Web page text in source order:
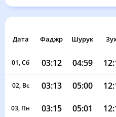
Дата Фаджр Шурук
01, Сб 03:12 04:59
02, Вс 03:13 05:00
03, Пн 03:15 05:01